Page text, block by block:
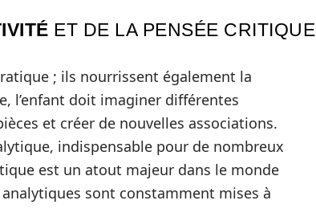
ET DE LA PENSÉE CRITIQUE
; ils nourrissent également la
l’enfant doit imaginer différentes
et créer de nouvelles associations.
indispensable pour de nombreux
est un atout majeur dans le monde
sont constamment mises à